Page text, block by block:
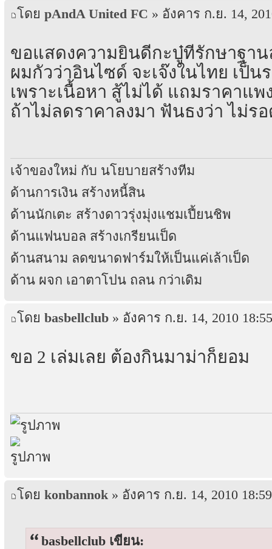
โดย pAndA United FC » อังคาร ก.ย. 14,
ขอแสดงความยินดีกะบู๋ที่รักษาฐา
ผมกัวว่าอินไซด์ จะเจ๊งในไทย เป็น
เพราะเนื้อหา สู้ไม่ได้ แถมราคาแพ
ถ้าไม่ลดราคาลงมา ฟันธงว่า ไม่ร
เจ้าของใหม่ กับ นโยบายสร้างทีม
ด้านการเงิน สร้างหนี้สิน
ด้านนักเตะ สร้างดาวรุ่งมุ่งแชมเปี้ยนชิพ
ด้านแฟนบอล สร้างเกรียนเป็ด
ด้านสนาม ลดขนาดฟาร์มให้เป็นแค่เล้าเป็ด
ด้าน ผจก เอาตาโปน ถลน กว่าเดิม
โดย basbellclub » อังคาร ก.ย. 14, 2010 18:55
ขอ 2 เล่มเลย ต้องกินมาม่าก็ยอม
โดย konbannok » อังคาร ก.ย. 14, 2010 18:59
basbellclub เขียน: